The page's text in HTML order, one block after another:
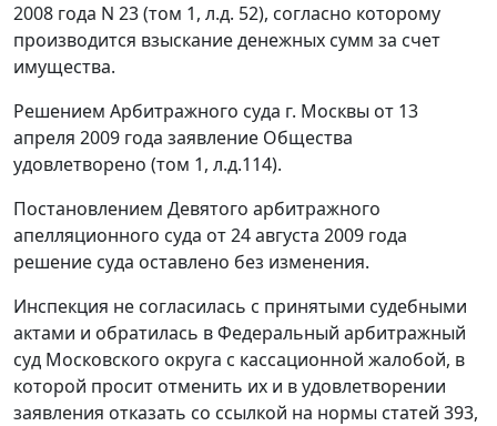
2008 года N 23 (том 1, л.д. 52), согласно которому
производится взыскание денежных сумм за счет
имущества.
Решением Арбитражного суда г. Москвы от 13
апреля 2009 года заявление Общества
удовлетворено (том 1, л.д.114).
Постановлением Девятого арбитражного
апелляционного суда от 24 августа 2009 года
решение суда оставлено без изменения.
Инспекция не согласилась с принятыми судебными
актами и обратилась в Федеральный арбитражный
суд Московского округа с кассационной жалобой, в
которой просит отменить их и в удовлетворении
заявления отказать со ссылкой на нормы статей 393,